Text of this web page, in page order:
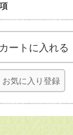
カートに入れる
お気に入り登録